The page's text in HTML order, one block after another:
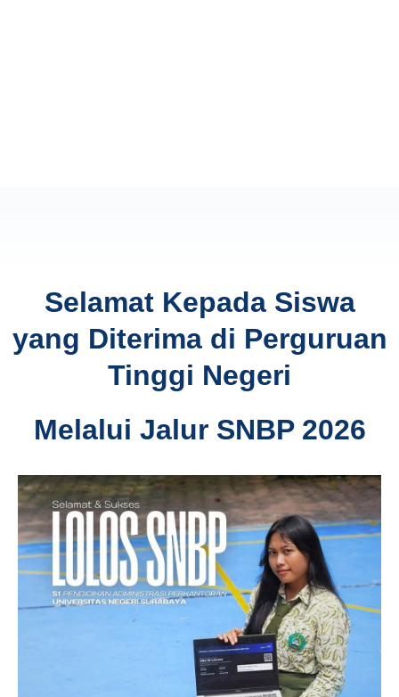
Selamat Kepada Siswa
yang Diterima di Perguruan
Tinggi Negeri
Melalui Jalur SNBP 2026